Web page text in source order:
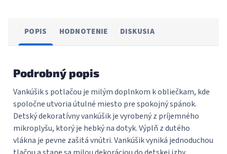
POPIS HODNOTENIE DISKUSIA
Podrobný popis
Vankúšik s potlačou je milým doplnkom k obliečkam, kde
spoločne utvoria útulné miesto pre spokojný spánok.
Detský dekoratívny vankúšik je vyrobený z príjemného
mikroplyšu, ktorý je hebký na dotyk. Výplň z dutého
vlákna je pevne zašitá vnútri. Vankúšik vyniká jednoduchou